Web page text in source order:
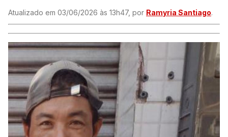
Atualizado em 03/06/2026 às 13h47, por Ramyria Santiago.